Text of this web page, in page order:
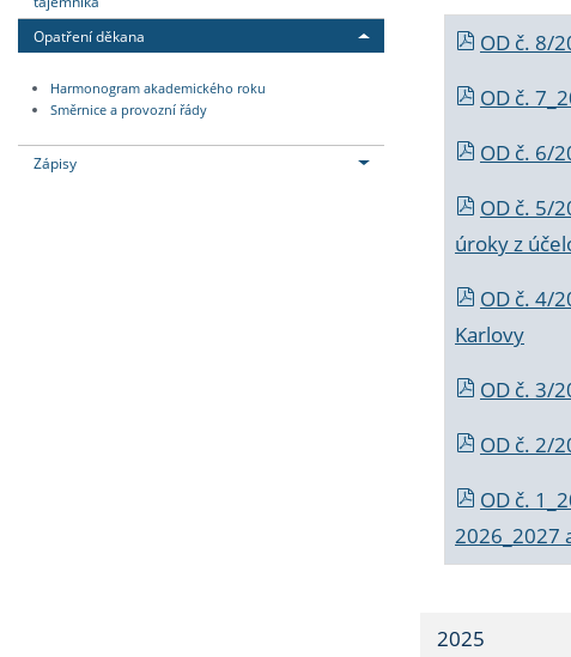
Opatření děkana
Harmonogram akademického roku
Směrnice a provozní řády
Zápisy
OD č. 8/
OD č.
OD č. 6/
OD č. 5/
úroky z
OD č. 4/
Karlovy
OD č. 3/
OD č. 2/
OD č.
2026_2027
2025